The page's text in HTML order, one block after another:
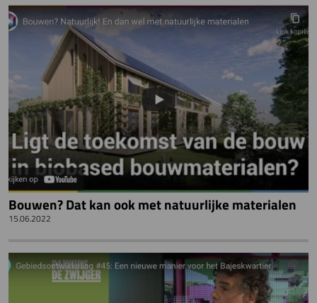
Bouwen? Dat kan ook met natuurlijke materialen
15.06.2022